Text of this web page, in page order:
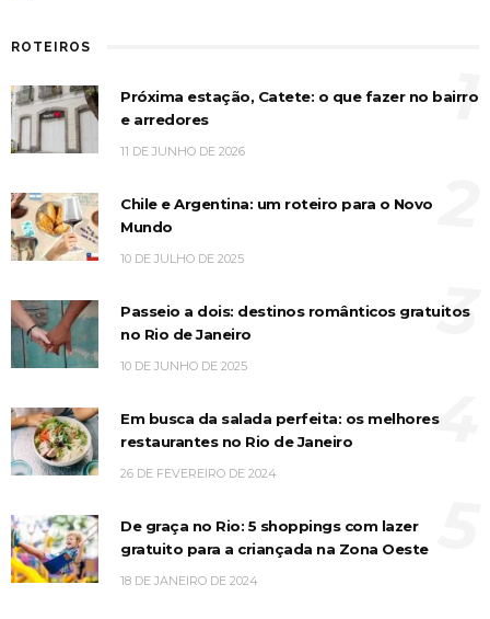
ROTEIROS
Próxima estação, Catete: o que fazer no bairro
e arredores
11 DE JUNHO DE 2026
1
Chile e Argentina: um roteiro para o Novo
Mundo
10 DE JULHO DE 2025
Passeio a dois: destinos românticos gratuitos
no Rio de Janeiro
10 DE JUNHO DE 2025
3
Em busca da salada perfeita: os melhores
restaurantes no Rio de Janeiro
26 DE FEVEREIRO DE 2024
4
De graça no Rio: 5 shoppings com lazer
gratuito para a criançada na Zona Oeste
18 DE JANEIRO DE 2024